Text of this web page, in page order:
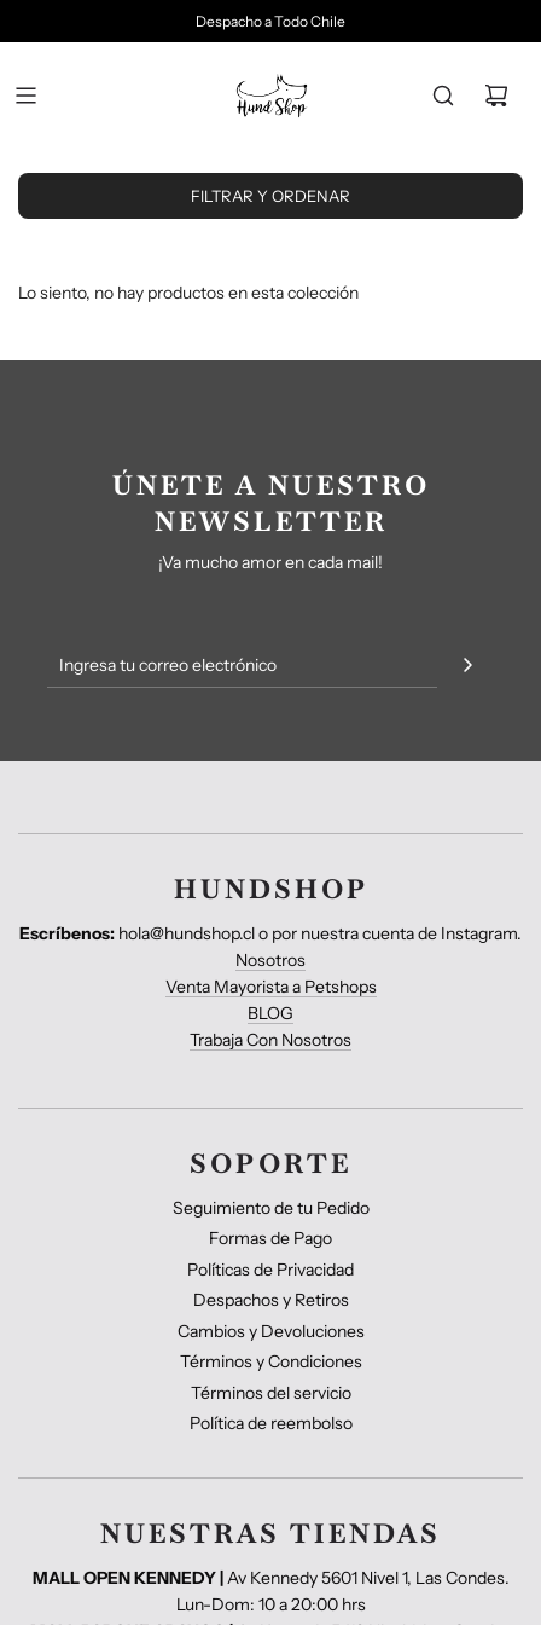
Despacho a Todo Chile
FILTRAR Y ORDENAR
Lo siento, no hay productos en esta colección
ÚNETE A NUESTRO
NEWSLETTER
¡Va mucho amor en cada mail!
HUNDSHOP
Escríbenos: hola@hundshop.cl o por nuestra cuenta de Instagram.
Nosotros
Venta Mayorista a Petshops
BLOG
Trabaja Con Nosotros
SOPORTE
Seguimiento de tu Pedido
Formas de Pago
Políticas de Privacidad
Despachos y Retiros
Cambios y Devoluciones
Términos y Condiciones
Términos del servicio
Política de reembolso
NUESTRAS TIENDAS
MALL OPEN KENNEDY |Av Kennedy 5601 Nivel 1, Las Condes.
Lun-Dom: 10 a 20:00 hrs